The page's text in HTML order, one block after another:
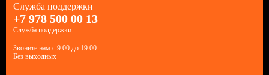
Служба поддержки
+7 978 500 00 13
Служба поддержки
Звоните нам с 9:00 до 19:00
Без выходных